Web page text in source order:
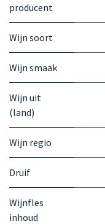
producent
Wijn soort
Wijn smaak
Wijn uit
(land)
Wijn regio
Druif
Wijnfles
inhoud